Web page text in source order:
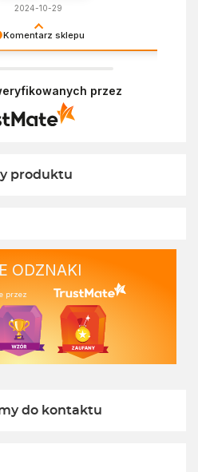
Komentarz sklepu
Z pozdrowieniami, Zespół
2024-10-29
przez
produktu
ODZNAKI
przez
do kontaktu